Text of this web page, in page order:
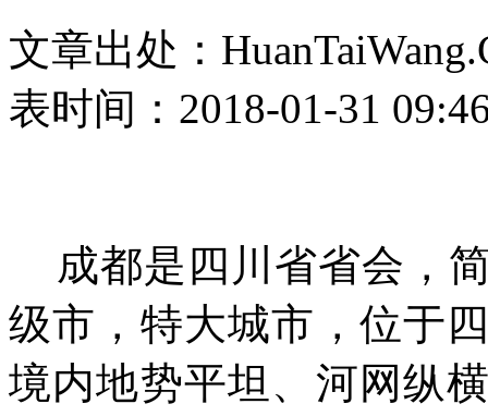
文章出处：
表时间：2018-01-31
成都是四川省省会，
级市，特大城市，位于
境内地势平坦、河网纵